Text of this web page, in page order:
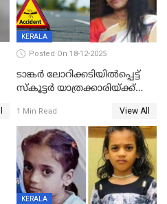
KERALA
Posted On 18-12-2025
ടാങ്കർ ലോറിക്കടിയിൽപ്പെട്ട്
സ്കൂട്ടർ യാത്രക്കാരിയ്ക്ക്
കണ്ടോത്ത് ദേശീയ പാതയിൽ
1 Min Read View All
KERALA